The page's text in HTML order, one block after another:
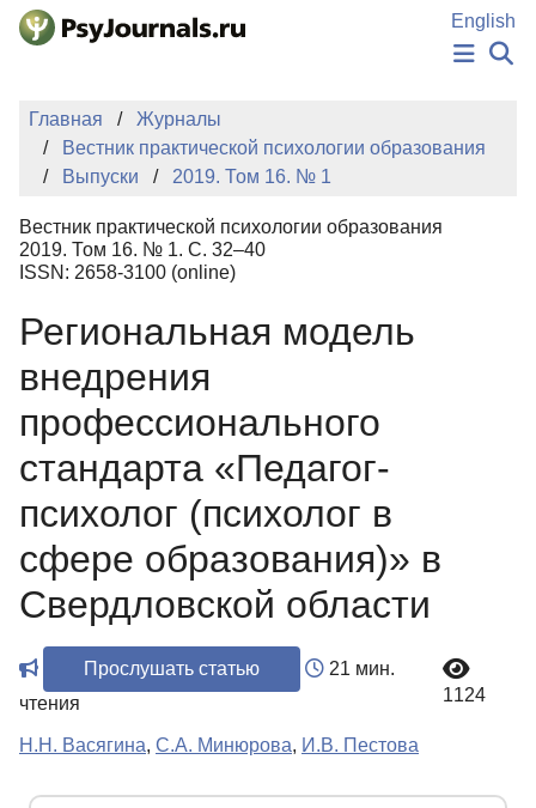
Перейти к основному содержанию
English
НОВОСТИ
ИЗДАНИЯ
АВТОРЫ
БАЗА ЗНАНИЙ
КЛЮЧЕВЫЕ СЛОВА
Регистрация
Главная
Журналы
Вестник практической психологии образования
Выпуски
2019. Том 16. № 1
Вестник практической психологии образования
2019. Том 16. № 1. С. 32–40
ISSN: 2658-3100 (online)
Региональная модель
внедрения
профессионального
стандарта «Педагог-
психолог (психолог в
сфере образования)» в
Свердловской области
Прослушать статью
21 мин.
чтения
1124
Н.Н. Васягина, С.А. Минюрова, И.В. Пестова